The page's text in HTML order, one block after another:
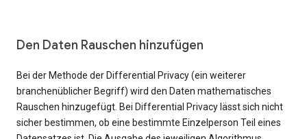
Den Daten Rauschen hinzufügen
Bei der Methode der Differential Privacy (ein weiterer
branchenüblicher Begriff) wird den Daten mathematisches
Rauschen hinzugefügt. Bei Differential Privacy lässt sich nicht
sicher bestimmen, ob eine bestimmte Einzelperson Teil eines